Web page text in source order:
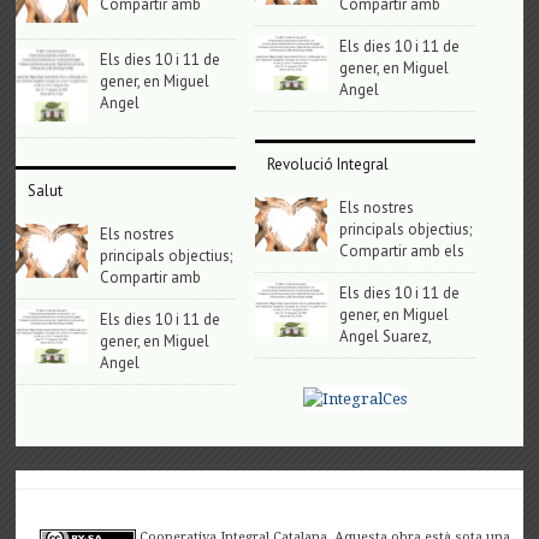
Compartir amb
Els dies 10 i 11 de
gener, en Miguel
Angel
Salut
Els nostres
principals objectius;
Compartir amb
Els dies 10 i 11 de
gener, en Miguel
Angel
Compartir amb
Els dies 10 i 11 de
gener, en Miguel
Angel
Revolució Integral
Els nostres
principals objectius;
Compartir amb els
Els dies 10 i 11 de
gener, en Miguel
Angel Suarez,